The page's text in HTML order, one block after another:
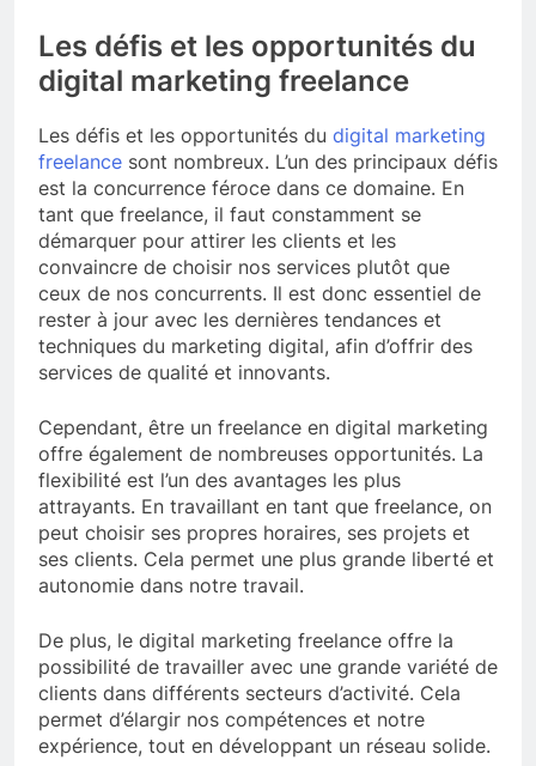
Les défis et les opportunités du
digital marketing freelance
Les défis et les opportunités du digital marketing
freelance sont nombreux. L’un des principaux défis
est la concurrence féroce dans ce domaine. En
tant que freelance, il faut constamment se
démarquer pour attirer les clients et les
convaincre de choisir nos services plutôt que
ceux de nos concurrents. Il est donc essentiel de
rester à jour avec les dernières tendances et
techniques du marketing digital, afin d’offrir des
services de qualité et innovants.
Cependant, être un freelance en digital marketing
offre également de nombreuses opportunités. La
flexibilité est l’un des avantages les plus
attrayants. En travaillant en tant que freelance, on
peut choisir ses propres horaires, ses projets et
ses clients. Cela permet une plus grande liberté et
autonomie dans notre travail.
De plus, le digital marketing freelance offre la
possibilité de travailler avec une grande variété de
clients dans différents secteurs d’activité. Cela
permet d’élargir nos compétences et notre
expérience, tout en développant un réseau solide.